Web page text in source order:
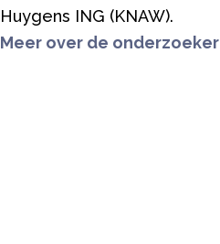
Huygens ING (KNAW).
Meer over de onderzoeker